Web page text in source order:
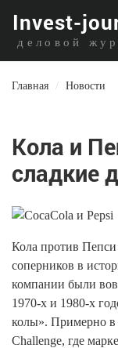
Invest-
деловой
Главная / Новости
Кола и
сладкие
Кола против
соперников в
компании были
1970-х и 1980-х
колы». Примерно в
Challenge, где